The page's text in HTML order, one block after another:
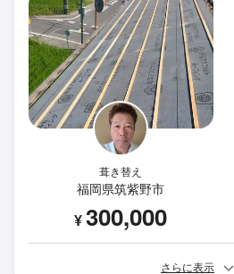
葺き替え
福岡県筑紫野市
¥300,000
さらに表示